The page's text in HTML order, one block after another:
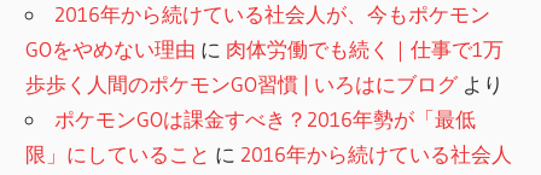
2016年から続けている社会人が、今もポケモン
GOをやめない理由 に 肉体労働でも続く｜仕事で1万
歩歩く人間のポケモンGO習慣 | いろはにブログより
ポケモンGOは課金すべき？2016年勢が「最低
限」にしていること に 2016年から続けている社会人